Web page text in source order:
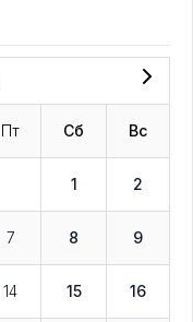
Пт Сб Вс
1 2
7 8 9
14 15 16